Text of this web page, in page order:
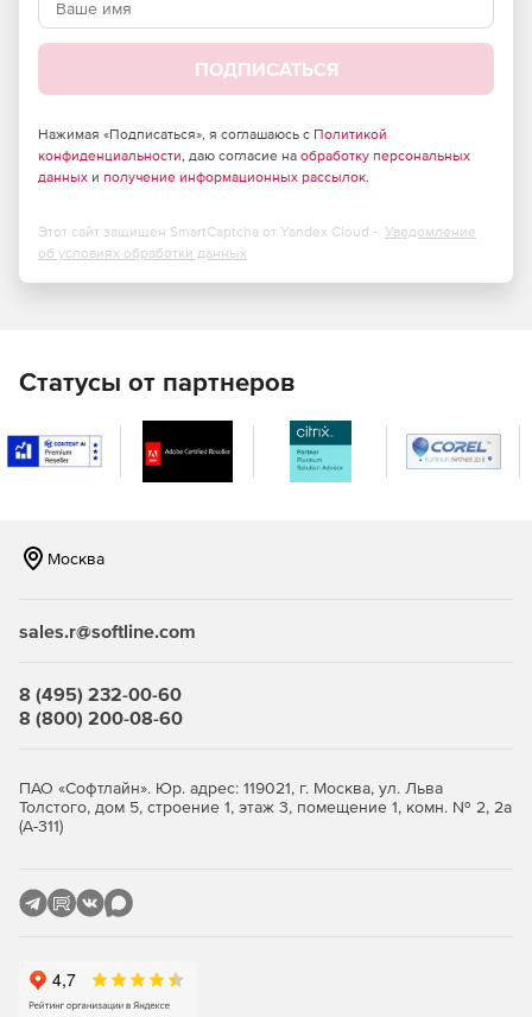
сертификатами соответствия ФСТЭК России и ФСБ.
Большие возможности по установке и тонкой
настройке в зависимости от потребностей компании.
Высокая скорость сканирования при минимальной
нагрузке на операционную систему, что позволяет
Встроенный антиспам, не требующий обучения
(действует с момента установки), который
спискам, что позволяет как исключать из проверки
определенные адреса, так и увеличивать ее
эффективность.
сотрудников, а следовательно – существенно
строй и упрощает сопровождение продукта.
Уникальные технологии обнаружения неизвестных
(при старте системы).
планировщика Windows.
ПОДПИСАТЬСЯ
Нажимая «Подписаться», я соглашаюсь с Политикой
конфиденциальности, даю согласие на обработку персональных
данных и получение информационных рассылок.
Этот сайт защищен SmartCaptcha от Yandex Cloud - Уведомление
об условиях обработки данных
Статусы от партнеров
Москва
sales.r@softline.com
8 (495) 232-00-60
8 (800) 200-08-60
ПАО «Софтлайн». Юр. адрес: 119021, г. Москва, ул. Льва
Толстого, дом 5, строение 1, этаж 3, помещение 1, комн. № 2, 2а
(А-311)